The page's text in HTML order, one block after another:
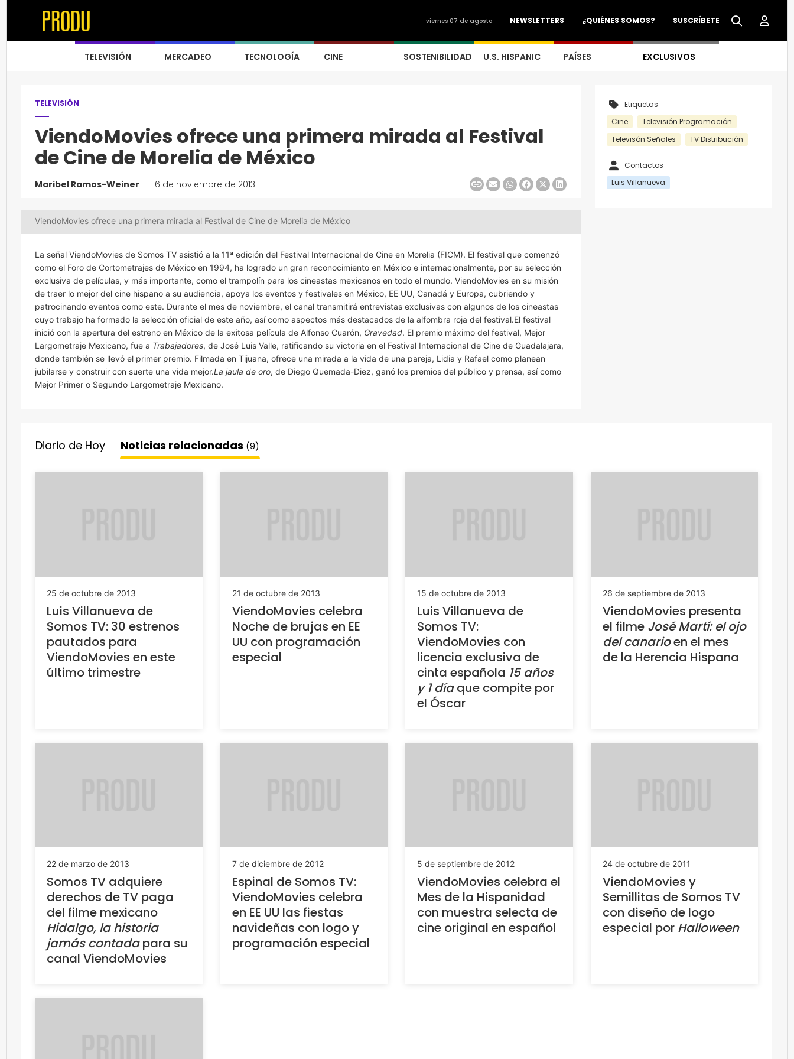
SUSCRÍBETE
¿QUIÉNES SOMOS?
NEWSLETTERS
viernes 07 de agosto
TELEVISIÓN MERCADEO TECNOLOGÍA CINE SOSTENIBILIDAD U.S. HISPANIC PAÍSES EXCLUSIVOS
TELEVISIÓN
ViendoMovies ofrece una primera mirada al Festival
de Cine de Morelia de México
Maribel Ramos-Weiner 6 de noviembre de 2013
ViendoMovies ofrece una primera mirada al Festival de Cine de Morelia de México
La señal ViendoMovies de Somos TV asistió a la 11ª edición del Festival Internacional de Cine en Morelia (FICM). El festival que comenzó
como el Foro de Cortometrajes de México en 1994, ha logrado un gran reconocimiento en México e internacionalmente, por su selección
exclusiva de películas, y más importante, como el trampolín para los cineastas mexicanos en todo el mundo. ViendoMovies en su misión
de traer lo mejor del cine hispano a su audiencia, apoya los eventos y festivales en México, EE UU, Canadá y Europa, cubriendo y
patrocinando eventos como este. Durante el mes de noviembre, el canal transmitirá entrevistas exclusivas con algunos de los cineastas
cuyo trabajo ha formado la selección oficial de este año, así como aspectos más destacados de la alfombra roja del festival.El festival
inició con la apertura del estreno en México de la exitosa película de Alfonso Cuarón, Gravedad. El premio máximo del festival, Mejor
Largometraje Mexicano, fue a Trabajadores, de José Luis Valle, ratificando su victoria en el Festival Internacional de Cine de Guadalajara,
donde también se llevó el primer premio. Filmada en Tijuana, ofrece una mirada a la vida de una pareja, Lidia y Rafael como planean
jubilarse y construir con suerte una vida mejor.La jaula de oro, de Diego Quemada-Diez, ganó los premios del público y prensa, así como
Mejor Primer o Segundo Largometraje Mexicano.
Etiquetas
Cine
Televisión Programación
Televisón Señales
TV Distribución
Contactos
Luis Villanueva
Diario de Hoy Noticias relacionadas (9)
25 de octubre de 2013
Luis Villanueva de
Somos TV: 30 estrenos
pautados para
ViendoMovies en este
último trimestre
21 de octubre de 2013
ViendoMovies celebra
Noche de brujas en EE
UU con programación
especial
15 de octubre de 2013
Luis Villanueva de
Somos TV:
ViendoMovies con
licencia exclusiva de
cinta española 15 años
y 1 díaque compite por
el Óscar
26 de septiembre de 2013
ViendoMovies presenta
el filme José Martí: el ojo
del canarioen el mes
de la Herencia Hispana
22 de marzo de 2013
Somos TV adquiere
derechos de TV paga
del filme mexicano
Hidalgo, la historia
jamás contadapara su
canal ViendoMovies
7 de diciembre de 2012
Espinal de Somos TV:
ViendoMovies celebra
en EE UU las fiestas
navideñas con logo y
programación especial
5 de septiembre de 2012
ViendoMovies celebra el
Mes de la Hispanidad
con muestra selecta de
cine original en español
24 de octubre de 2011
ViendoMovies y
Semillitas de Somos TV
con diseño de logo
especial por Halloween